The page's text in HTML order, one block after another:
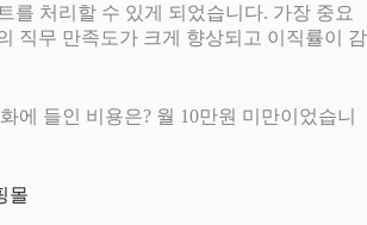
를 처리할 수 있게 되었습니다. 가장 중요
직무 만족도가 크게 향상되고 이직률이 감
에 들인 비용은? 월 10만원 미만이었습니
몰